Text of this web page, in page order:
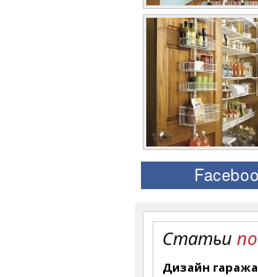
Статьи по
Дизайн гаража